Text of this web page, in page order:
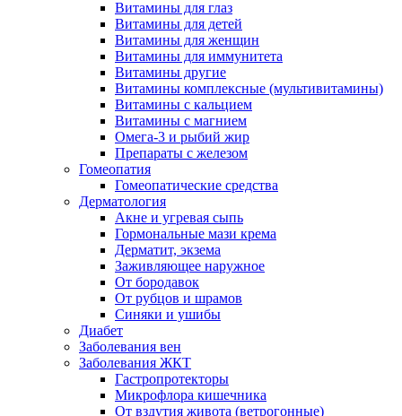
Витамины для глаз
Витамины для детей
Витамины для женщин
Витамины для иммунитета
Витамины другие
Витамины комплексные (мультивитамины)
Витамины с кальцием
Витамины с магнием
Омега-3 и рыбий жир
Препараты с железом
Гомеопатия
Гомеопатические средства
Дерматология
Акне и угревая сыпь
Гормональные мази крема
Дерматит, экзема
Заживляющее наружное
От бородавок
От рубцов и шрамов
Синяки и ушибы
Диабет
Заболевания вен
Заболевания ЖКТ
Гастропротекторы
Микрофлора кишечника
От вздутия живота (ветрогонные)